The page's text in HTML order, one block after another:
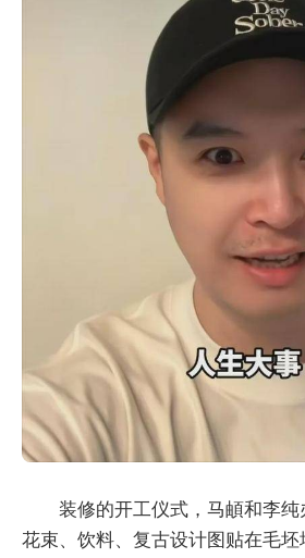
装修的开工仪式，马頔和李纯
花束、饮料、复古设计图贴在毛